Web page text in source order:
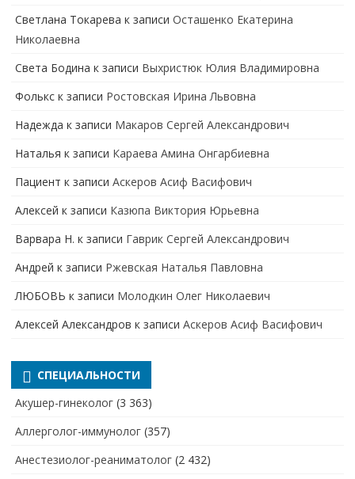
Cветлана Токарева к записи Осташенко Екатерина
Николаевна
Света Бодина к записи Выхристюк Юлия Владимировна
Фолькс к записи Ростовская Ирина Львовна
Надежда к записи Макаров Сергей Александрович
Наталья к записи Караева Амина Онгарбиевна
Пациент к записи Аскеров Асиф Васифович
Алексей к записи Казюпа Виктория Юрьевна
Варвара Н. к записи Гаврик Сергей Александрович
Андрей к записи Ржевская Наталья Павловна
ЛЮБОВЬ к записи Молодкин Олег Николаевич
Алексей Александров к записи Аскеров Асиф Васифович
СПЕЦИАЛЬНОСТИ
Акушер-гинеколог (3 363)
Аллерголог-иммунолог (357)
Анестезиолог-реаниматолог (2 432)